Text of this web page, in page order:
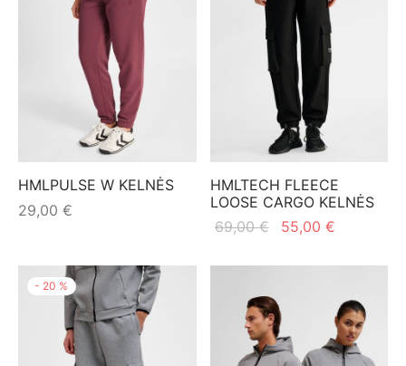
HMLPULSE W KELNĖS
29,00 €
HMLTECH FLEECE
LOOSE CARGO KELNĖS
69,00€
Original
was:
55,00 €
55,00 €.
- 20 %